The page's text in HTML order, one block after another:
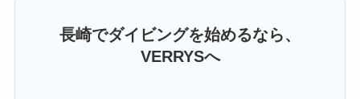
長崎でダイビングを始めるなら、
VERRYSへ